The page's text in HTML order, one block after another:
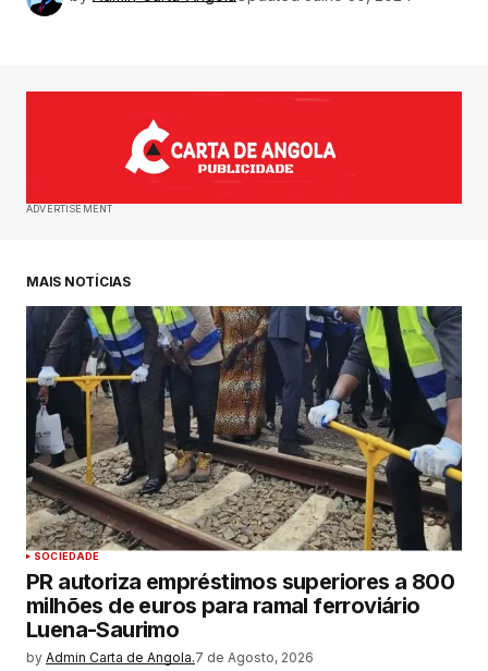
ADVERTISEMENT
MAIS NOTÍCIAS
SOCIEDADE
PR autoriza empréstimos superiores a 800
milhões de euros para ramal ferroviário
Luena-Saurimo
by Admin Carta de Angola.7 de Agosto, 2026